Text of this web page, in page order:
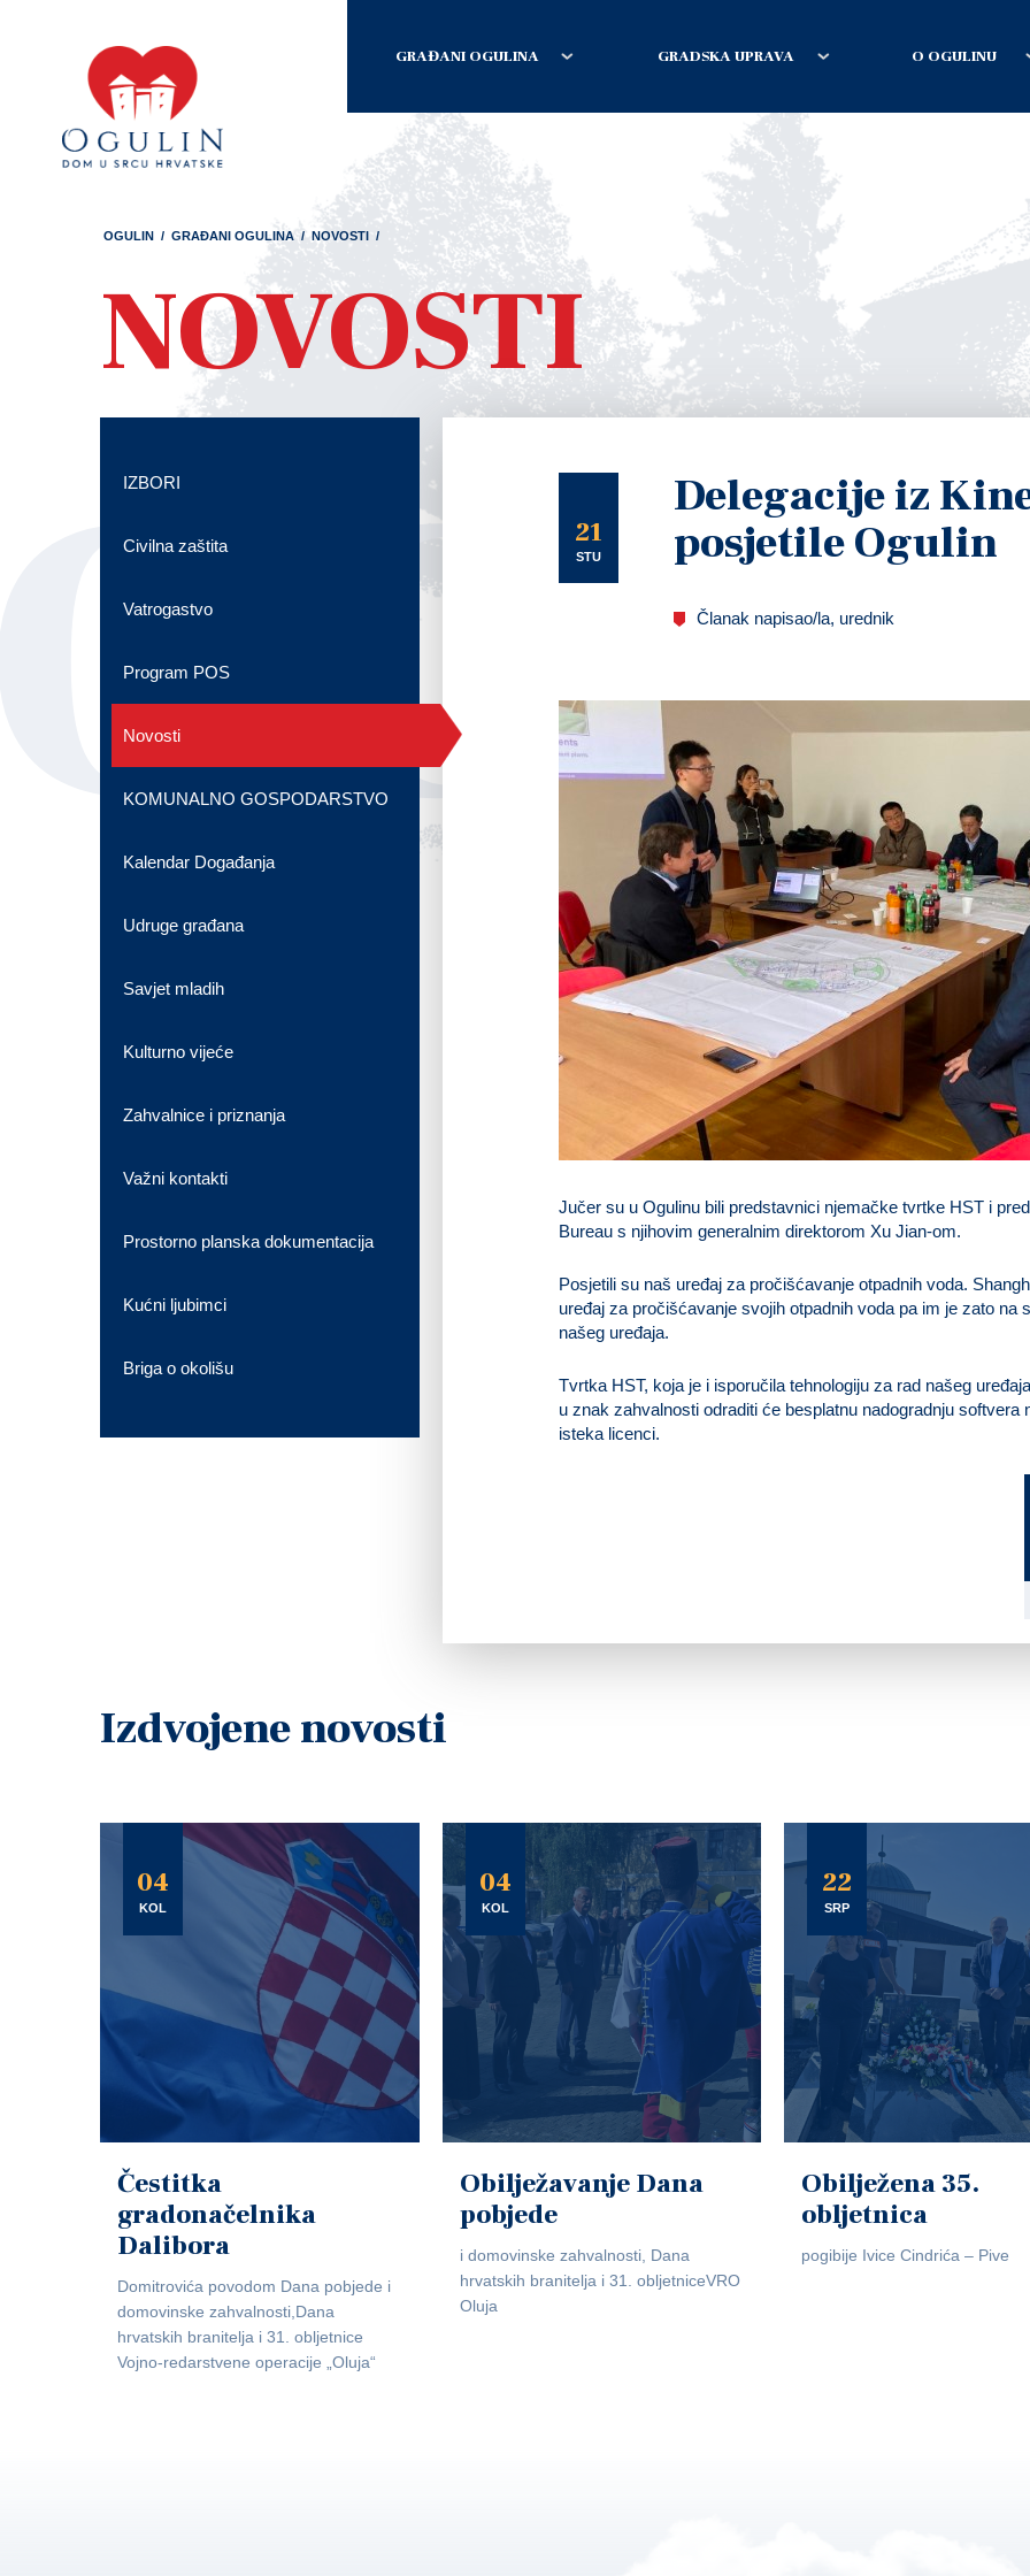
GRAĐANI OGULINA GRADSKA UPRAVA O OGULINU
OGULIN / GRAĐANI OGULINA / NOVOSTI /
NOVOSTI
21
STU
Delegacije iz
posjetile Ogulin
Članak napisao/la, urednik
Jučer su u Ogulinu bili predstavnici njemačke tvrtke HST i
Bureau s njihovim generalnim direktorom Xu Jian-om.
Posjetili su naš uređaj za pročišćavanje otpadnih voda.
uređaj za pročišćavanje svojih otpadnih voda pa im je zato na
našeg uređaja.
Tvrtka HST, koja je i isporučila tehnologiju za rad našeg
u znak zahvalnosti odraditi će besplatnu nadogradnju softvera
isteka licenci.
IZBORI
Civilna zaštita
Vatrogastvo
Program POS
Novosti
KOMUNALNO GOSPODARSTVO
Kalendar Događanja
Udruge građana
Savjet mladih
Kulturno vijeće
Zahvalnice i priznanja
Važni kontakti
Prostorno planska dokumentacija
Kućni ljubimci
Briga o okolišu
Izdvojene novosti
04
KOL
Čestitka
gradonačelnika
Dalibora
Domitrovića povodom Dana pobjede i
domovinske zahvalnosti,Dana
hrvatskih branitelja i 31. obljetnice
Vojno-redarstvene operacije „Oluja“
04
KOL
Obilježavanje Dana
pobjede
i domovinske zahvalnosti, Dana
hrvatskih branitelja i 31. obljetniceVRO
Oluja
22
SRP
Obilježena 35.
obljetnica
pogibije Ivice Cindrića – Pive